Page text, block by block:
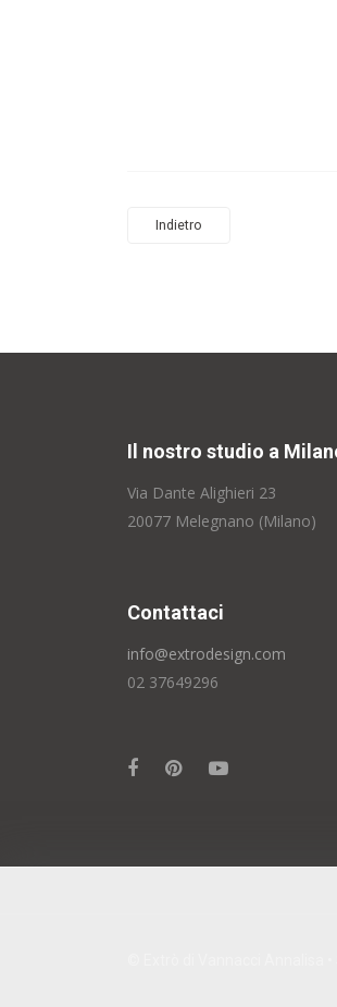
Indietro
Il nostro studio a
Via Dante Alighieri 23
20077 Melegnano (Milano)
Contattaci
info@extrodesign.com
02 37649296
© Extrò di Vannacci Annalisa